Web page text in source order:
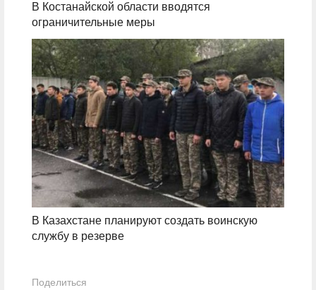
В Костанайской области вводятся
ограничительные меры
В Казахстане планируют создать воинскую
службу в резерве
Поделиться